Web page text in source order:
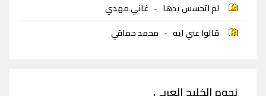
لم اتحسس يدها - غاني مهدي
قالوا عني ايه - محمد حماقي
نجوم الخليج العربي